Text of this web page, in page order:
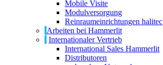
Mobile Visite
Modulversorgung
Reinraumeinrichtungen halitec
Arbeiten bei Hammerlit
Internationaler Vertrieb
International Sales Hammerlit
Distributoren